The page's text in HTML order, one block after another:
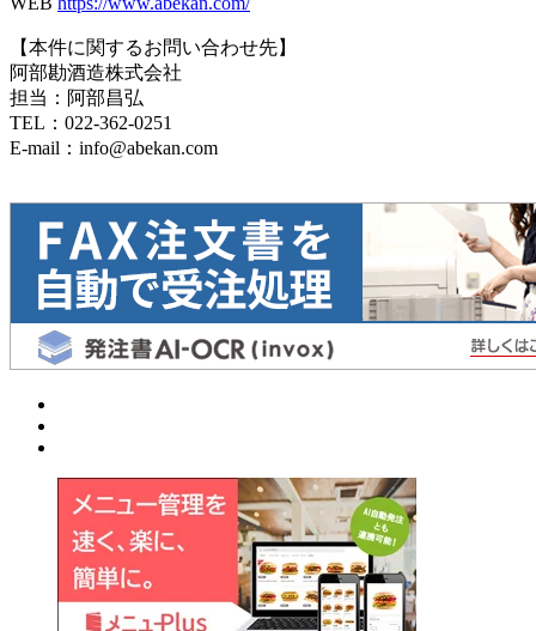
【本件に関するお問い合わせ先】
阿部勘酒造株式会社
担当：阿部昌弘
TEL：022-362-0251
E-mail：info@abekan.com